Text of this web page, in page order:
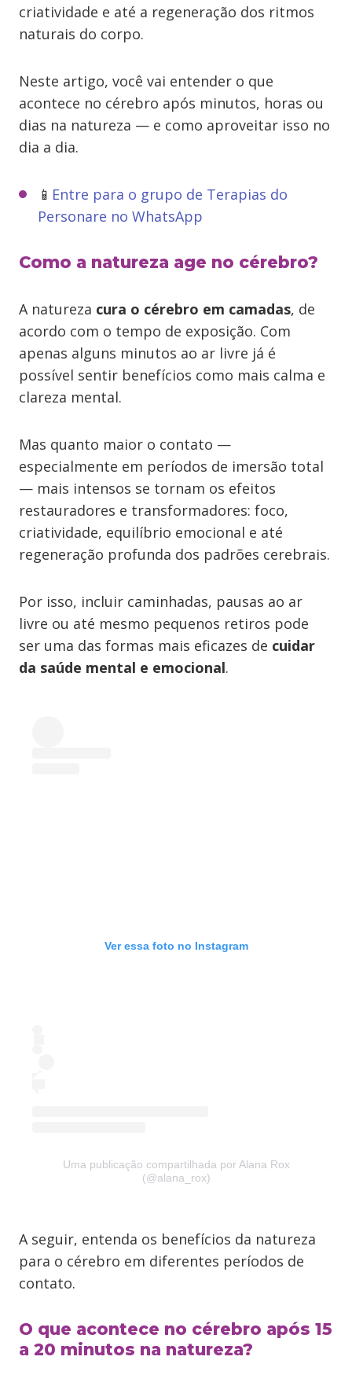
criatividade e até a regeneração dos ritmos
naturais do corpo.
Neste artigo, você vai entender o que
acontece no cérebro após minutos, horas ou
dias na natureza — e como aproveitar isso no
dia a dia.
📱 Entre para o grupo de Terapias do
Personare no WhatsApp
Como a natureza age no cérebro?
A natureza cura o cérebro em camadas, de
acordo com o tempo de exposição. Com
apenas alguns minutos ao ar livre já é
possível sentir benefícios como mais calma e
clareza mental.
Mas quanto maior o contato —
especialmente em períodos de imersão total
— mais intensos se tornam os efeitos
restauradores e transformadores: foco,
criatividade, equilíbrio emocional e até
regeneração profunda dos padrões cerebrais.
Por isso, incluir caminhadas, pausas ao ar
livre ou até mesmo pequenos retiros pode
ser uma das formas mais eficazes de cuidar
da saúde mental e emocional.
Ver essa foto no Instagram
Uma publicação compartilhada por Alana Rox
(@alana_rox)
A seguir, entenda os benefícios da natureza
para o cérebro em diferentes períodos de
contato.
O que acontece no cérebro após 15
a 20 minutos na natureza?